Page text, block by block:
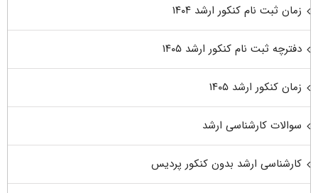
زمان ثبت نام کنکور ارشد ۱۴۰۴
دفترچه ثبت نام کنکور ارشد ۱۴۰۵
زمان کنکور ارشد ۱۴۰۵
سوالات کارشناسی ارشد
کارشناسی ارشد بدون کنکور پردیس